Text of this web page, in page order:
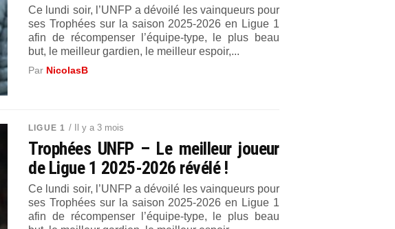
Ce lundi soir, l’UNFP a dévoilé les vainqueurs pour
ses Trophées sur la saison 2025-2026 en Ligue 1
afin de récompenser l’équipe-type, le plus beau
but, le meilleur gardien, le meilleur espoir,...
Par NicolasB
LIGUE 1 / Il y a 3 mois
Trophées UNFP – Le meilleur joueur
de Ligue 1 2025-2026 révélé !
Ce lundi soir, l’UNFP a dévoilé les vainqueurs pour
ses Trophées sur la saison 2025-2026 en Ligue 1
afin de récompenser l’équipe-type, le plus beau